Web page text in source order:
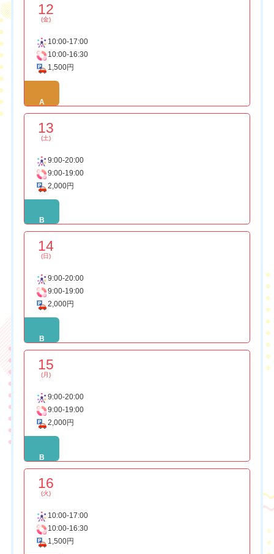
12
(金)
10:00-17:00
10:00-16:30
1,500円
A
13
(土)
9:00-20:00
9:00-19:00
2,000円
B
14
(日)
9:00-20:00
9:00-19:00
2,000円
B
15
(月)
9:00-20:00
9:00-19:00
2,000円
B
16
(火)
10:00-17:00
10:00-16:30
1,500円